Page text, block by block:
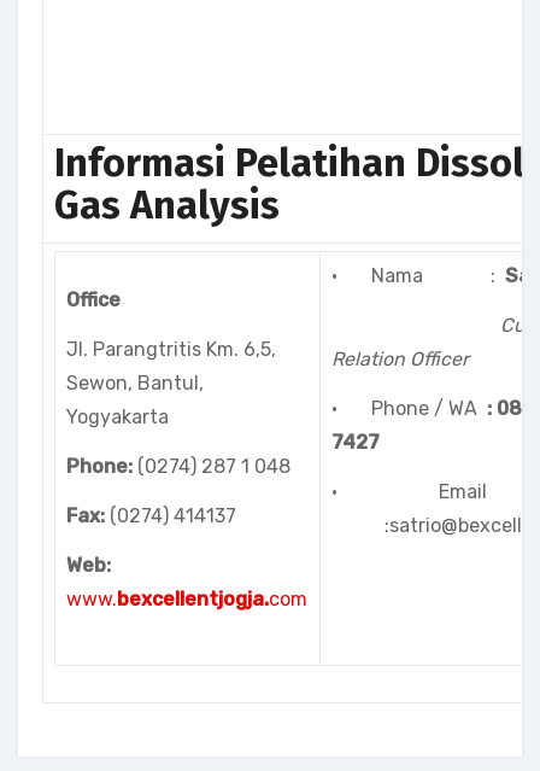
Informasi Pelatihan
Gas Analysis
Office
Jl. Parangtritis Km. 6,5,
Sewon, Bantul,
Yogyakarta
Phone: (0274) 287 1 048
Fax: (0274) 414137
Web:
www.bexcellentjogja.com
· Nama :
Relation Officer
· Phone / WA : 08
7427
· Email